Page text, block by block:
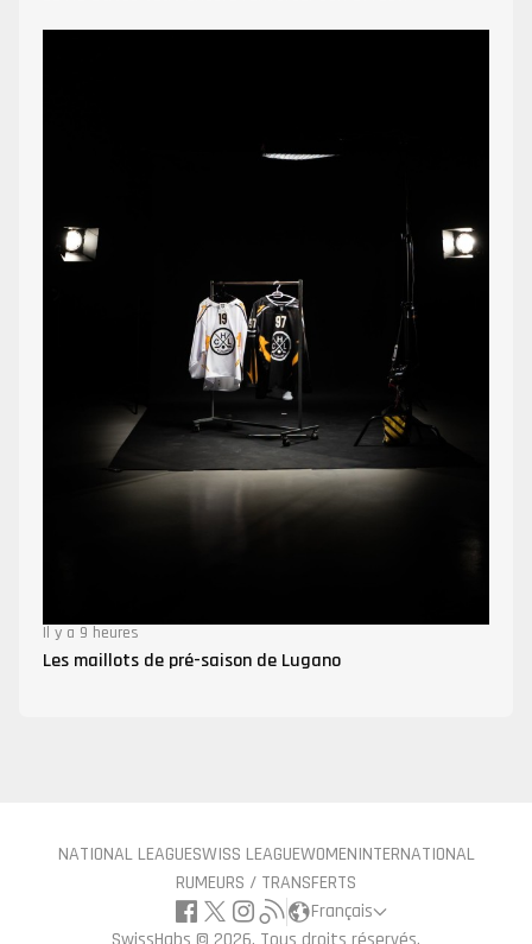
Il y a 9 heures
Les maillots de pré-saison de Lugano
NATIONAL LEAGUESWISS LEAGUEWOMENINTERNATIONAL
RUMEURS / TRANSFERTS
Français